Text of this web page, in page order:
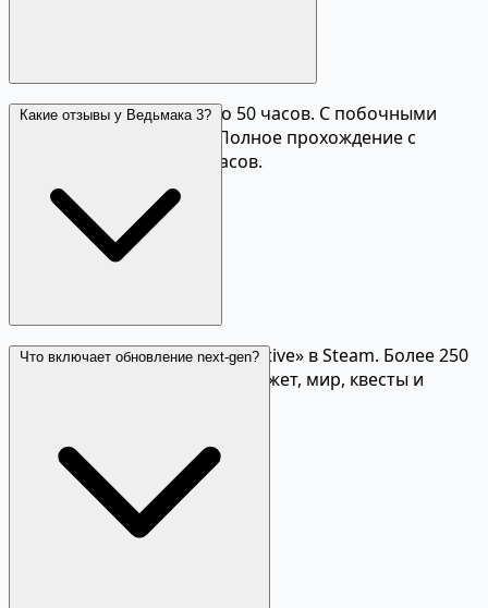
Основной сюжет — около 50 часов. С побочными
квестами — 100+ часов. Полное прохождение с
обоими DLC — 150-200 часов.
Какие отзывы у Ведьмака 3?
Рейтинг «Overwhelmingly Positive» в Steam. Более 250
наград «Игра года». Хвалят сюжет, мир, квесты и
Что включает обновление next-gen?